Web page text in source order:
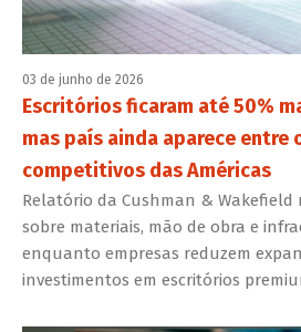
03 de junho de 2026
Escritórios ficaram até 50%
mas país ainda aparece entre
competitivos das Américas
Relatório da Cushman &
sobre materiais, mão de obra e
enquanto empresas reduzem
investimentos em escritórios